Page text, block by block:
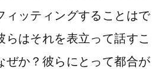
ィッティングすることはで
らはそれを表立って話すこ
ぜか？彼らにとって都合が